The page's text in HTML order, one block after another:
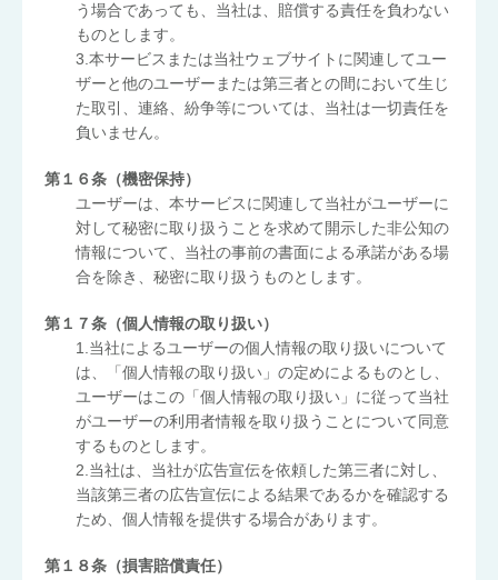
う場合であっても、当社は、賠償する責任を負わない
ものとします。
3.本サービスまたは当社ウェブサイトに関連してユー
ザーと他のユーザーまたは第三者との間において生じ
た取引、連絡、紛争等については、当社は一切責任を
負いません。
第１６条（機密保持）
ユーザーは、本サービスに関連して当社がユーザーに
対して秘密に取り扱うことを求めて開示した非公知の
情報について、当社の事前の書面による承諾がある場
合を除き、秘密に取り扱うものとします。
第１７条（個人情報の取り扱い）
1.当社によるユーザーの個人情報の取り扱いについて
は、「個人情報の取り扱い」の定めによるものとし、
ユーザーはこの「個人情報の取り扱い」に従って当社
がユーザーの利用者情報を取り扱うことについて同意
するものとします。
2.当社は、当社が広告宣伝を依頼した第三者に対し、
当該第三者の広告宣伝による結果であるかを確認する
ため、個人情報を提供する場合があります。
第１８条（損害賠償責任）